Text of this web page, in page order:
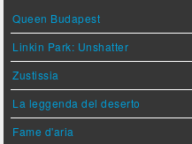
Queen Budapest
Linkin Park: Unshatter
Zustissia
La leggenda del deserto
Fame d'aria